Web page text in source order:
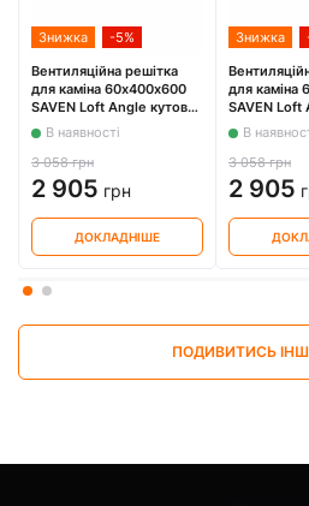
Знижка -5%
Вентиляційна решітка
для каміна 60х400х600
SAVEN Loft Angle кутова
ліва біла
В наявності
3 058 грн
2 905 грн
ДОКЛАДНІШЕ
Знижка
для каміна
SAVEN Loft
ліва
В
3 058 грн
2 905
ПОДИВИТИСЬ